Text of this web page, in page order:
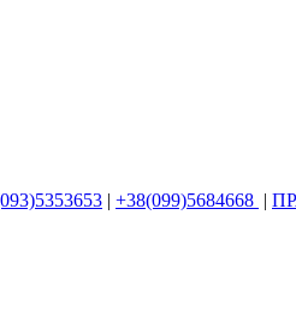
| +38(099)5684668 |